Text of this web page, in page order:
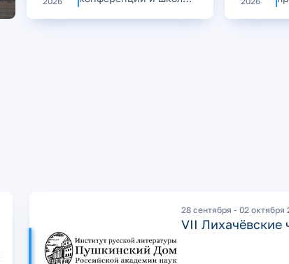
стали темой круглого
стола с участием СМУ
28 сентября - 02 октября
VII Лихачёвские